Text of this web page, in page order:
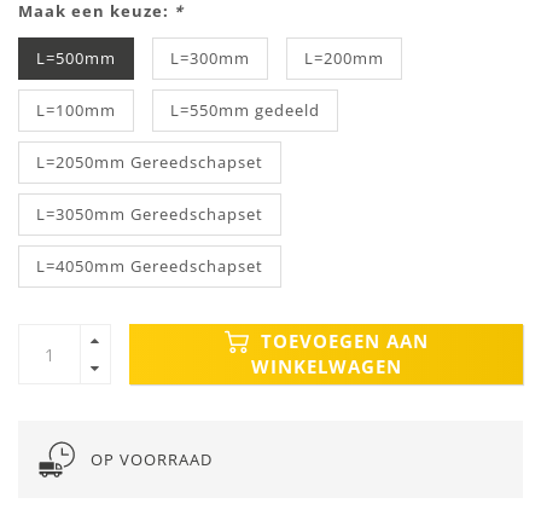
Maak een keuze: *
L=500mm L=300mm L=200mm
L=100mm L=550mm gedeeld
L=2050mm Gereedschapset
L=3050mm Gereedschapset
L=4050mm Gereedschapset
TOEVOEGEN AAN
WINKELWAGEN
OP VOORRAAD